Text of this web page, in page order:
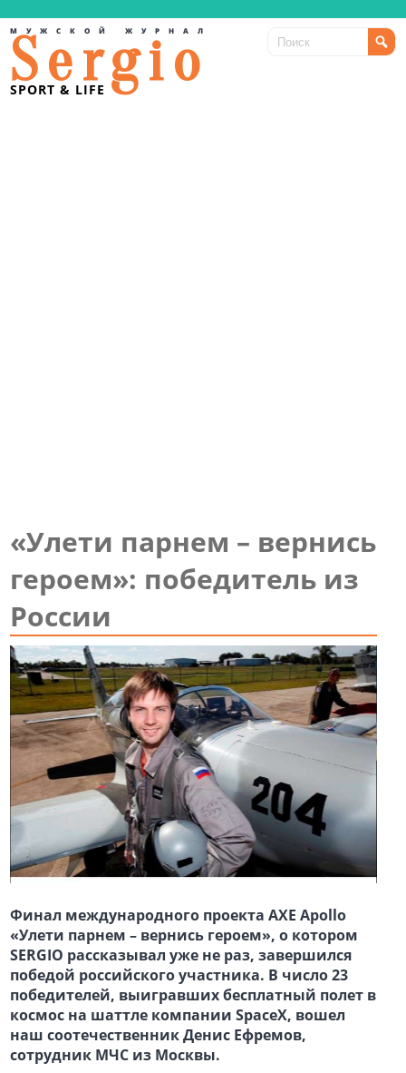
Sergio
SPORT & LIFE
МУЖСКОЙ ЖУРНАЛ
«Улети парнем – вернись
героем»: победитель из
России
Финал международного проекта AXE Apollo
«Улети парнем– вернись героем», о котором
SERGIO рассказывал уже не раз, завершился
победой российского участника. В число 23
победителей, выигравших бесплатный полет в
космос на шаттле компанииSpaceX, вошел
нашсоотечественник Денис Ефремов,
сотрудник МЧС из Москвы.